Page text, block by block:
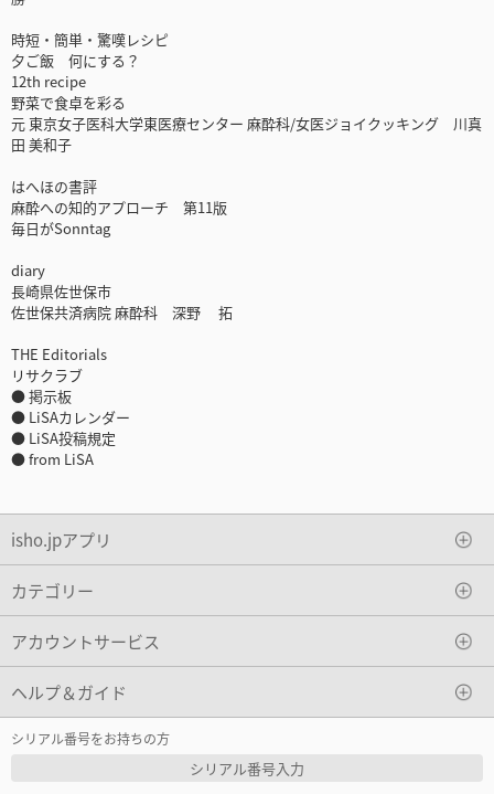
時短・簡単・驚嘆レシピ
夕ご飯 何にする？
12th recipe
野菜で食卓を彩る
元 東京女子医科大学東医療センター 麻酔科/女医ジョイクッキング 川真
田 美和子
はへほの書評
麻酔への知的アプローチ 第11版
毎日がSonntag
diary
長崎県佐世保市
佐世保共済病院 麻酔科 深野 拓
THE Editorials
リサクラブ
● 掲示板
● LiSAカレンダー
● LiSA投稿規定
● from LiSA
isho.jpアプリ
カテゴリー
アカウントサービス
ヘルプ＆ガイド
シリアル番号をお持ちの方
シリアル番号入力